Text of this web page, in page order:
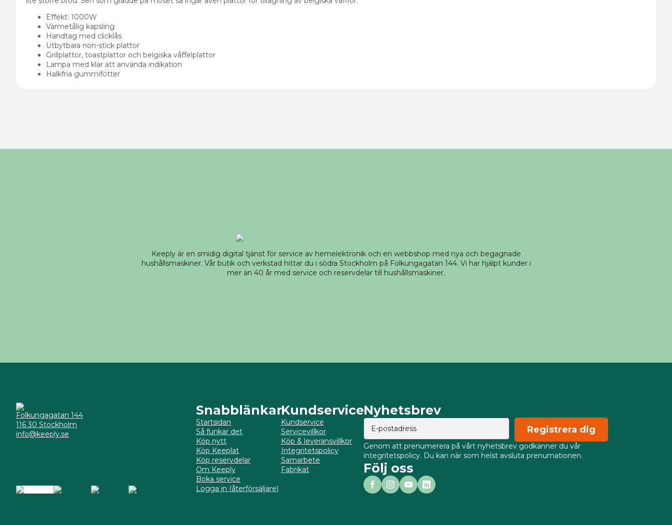
Effekt: 1000W
Värmetålig kapsling
Handtag med clicklås
Utbytbara non-stick plattor
Grillplattor, toastplattor och belgiska våffelplattor
Lampa med klar att använda indikation
Halkfria gummifötter
Keeply är en smidig digital tjänst för service av hemelektronik och en webbshop med nya och begagnade
hushållsmaskiner. Vår butik och verkstad hittar du i södra Stockholm på Folkungagatan 144. Vi har hjälpt kunder i
mer än 40 år med service och reservdelar till hushållsmaskiner.
Folkungagatan 144
116 30 Stockholm
info@keeply.se
Snabblänkar
Startsidan
Så funkar det
Köp nytt
Köp Keeplat
Köp reservdelar
Om Keeply
Boka service
Logga in (återförsäljare)
Kundservice
Kundservice
Servicevillkor
Köp & leveransvillkor
Integritetspolicy
Samarbete
Fabrikat
Nyhetsbrev
Registrera dig
Genom att prenumerera på vårt nyhetsbrev godkänner du vår
integritetspolicy. Du kan när som helst avsluta prenumationen.
Följ oss